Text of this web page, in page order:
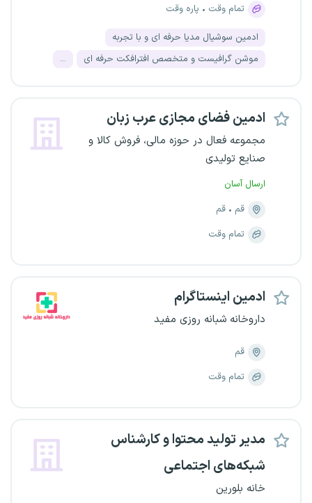
تمام وقت
پاره وقت
ادمین سوشیال مدیا حرفه ای و با تجربه
موشن گرافیست و متخصص افترافکت حرفه ای
...
ادمین فضای مجازی عرب زبان
مجموعه فعال در حوزه مالی، فروش کالا و
صنایع تولیدی
ارسال آسان
قم
قم
تمام وقت
ادمین اینستاگرام
داروخانه شبانه روزی مفید
قم
تمام وقت
مدیر تولید محتوا و کارشناس
شبکه‌های اجتماعی
خانه بلورین